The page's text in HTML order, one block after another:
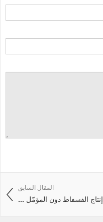
المقال السابق
إنتاج الفسفاط دون المؤمّل ...